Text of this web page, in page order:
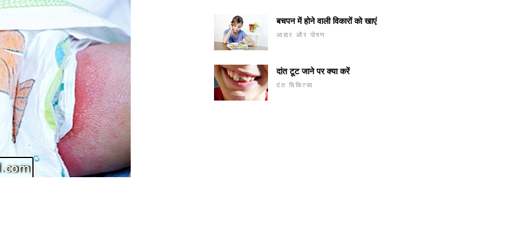
बचपन में होने वाली विकारों को खाएं
आहार और पोषण
दांत टूट जाने पर क्या करें
दंत चिकित्सा